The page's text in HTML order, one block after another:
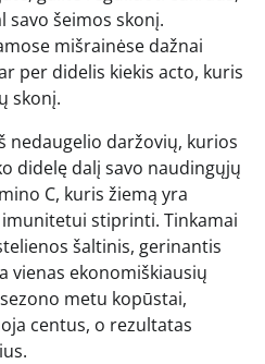
savo šeimos skonį.
mišrainėse dažnai
per didelis kiekis acto, kuris
skonį.
nedaugelio daržovių, kurios
didelę dalį savo naudingųjų
C, kuris žiemą yra
stiprinti. Tinkamai
šaltinis, gerinantis
vienas ekonomiškiausių
metu kopūstai,
centus, o rezultatas